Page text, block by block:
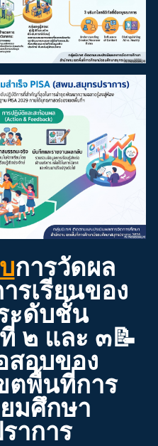
การวัดผล
รเรียนของ
ะดับชั้น
๒ และ ๓📝
สอบของ
ตพื้นที่การ
มศึกษา
าการ